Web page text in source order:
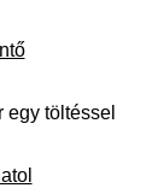
töltéssel